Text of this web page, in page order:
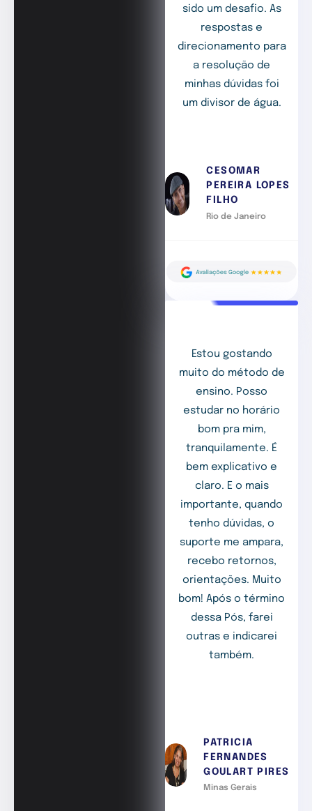
sido um desafio. As
respostas e
direcionamento para
a resolução de
minhas dúvidas foi
um divisor de água.
CESOMAR
PEREIRA LOPES
FILHO
Rio de Janeiro
Estou gostando
muito do método de
ensino. Posso
estudar no horário
bom pra mim,
tranquilamente. É
bem explicativo e
claro. E o mais
importante, quando
tenho dúvidas, o
suporte me ampara,
recebo retornos,
orientações. Muito
bom! Após o término
dessa Pós, farei
outras e indicarei
também.
PATRICIA
FERNANDES
GOULART PIRES
Minas Gerais